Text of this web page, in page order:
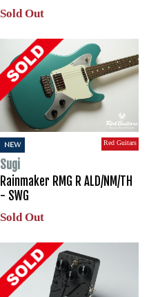
Sold Out
NEW Red Guitars
Sugi
Rainmaker RMG R ALD/NM/TH
- SWG
Sold Out